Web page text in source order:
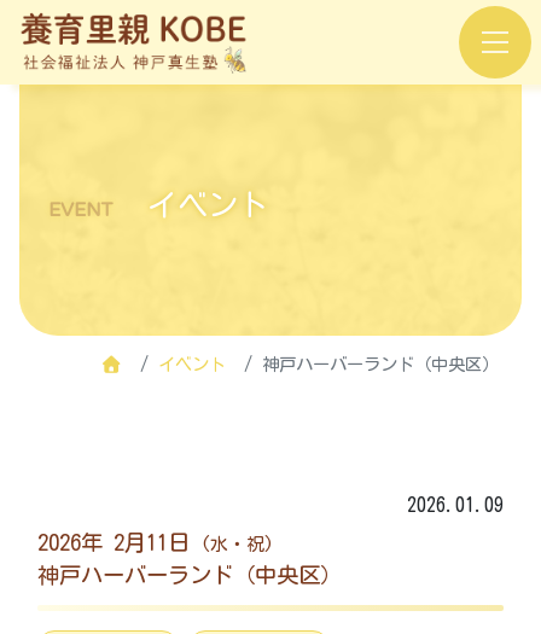
EVENT イベント
イベント 神戸ハーバーランド（中央区）
2026.01.09
2026年 2月11日 (水・祝)
神戸ハーバーランド（中央区）